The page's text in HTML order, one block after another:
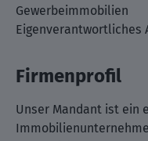
Gewerbeimmobilien
Eigenverantwortliches
Firmenprofil
Unser Mandant ist ein